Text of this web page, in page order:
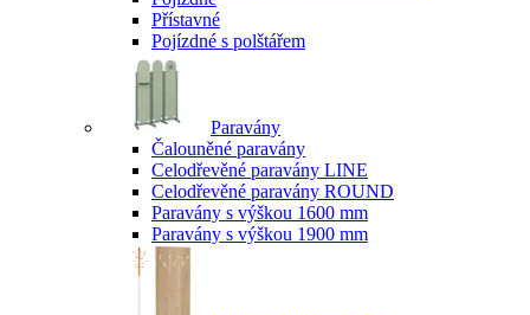
Přístavné
Pojízdné s polštářem
Paravány
Čalouněné paravány
Celodřevěné paravány LINE
Celodřevěné paravány ROUND
Paravány s výškou 1600 mm
Paravány s výškou 1900 mm